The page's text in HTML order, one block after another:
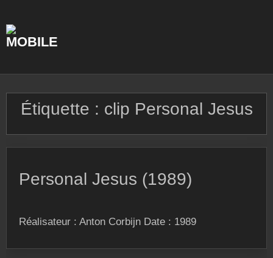
content
Étiquette : clip Personal Jesus
Personal Jesus (1989)
Réalisateur : Anton Corbijn Date : 1989